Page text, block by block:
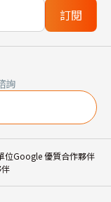
訂閱
詢
位Google 優質合作夥伴